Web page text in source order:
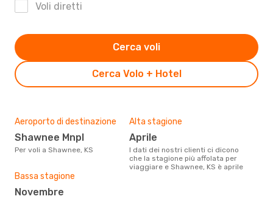
Voli diretti
Cerca Volo + Hotel
Cerca voli
Aeroporto di destinazione
Shawnee Mnpl
Per voli a Shawnee, KS
Alta stagione
aprile
I dati dei nostri clienti ci dicono
che la stagione più affolata per
viaggiare e Shawnee, KS è aprile
Bassa stagione
novembre